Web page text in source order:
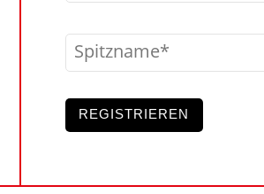
Spitzname
REGISTRIEREN